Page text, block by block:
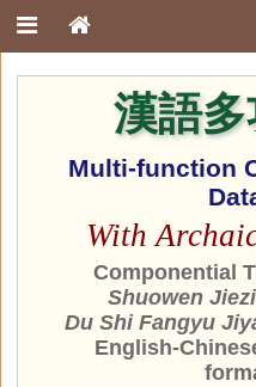
漢語
Multi-function
With
Componential
Shuowen Jiezi
Du Shi Fangyu
English-